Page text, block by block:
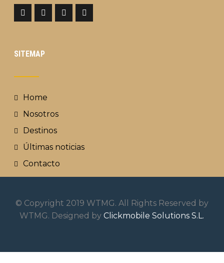
SITEMAP
Home
Nosotros
Destinos
Últimas noticias
Contacto
© Copyright 2019 WTMG. All Rights Reserved by
WTMG. Designed byClickmobile Solutions S.L.